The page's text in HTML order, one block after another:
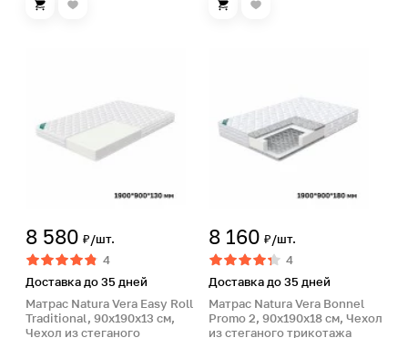
8 580 ₽/шт.
4
Доставка до 35 дней
Матрас Natura Vera Easy Roll
Traditional, 90х190х13 см,
Чехол из стеганого
8 160 ₽/шт.
4
Доставка до 35 дней
Матрас Natura Vera Bonnel
Promo 2, 90х190х18 см, Чехол
из стеганого трикотажа